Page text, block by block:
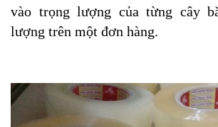
vào trọng lượng của từng cây
lượng trên một đơn hàng.